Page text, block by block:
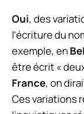
Oui, des
l’écriture du
exemple, en
être écrit «
France, on
Ces variations